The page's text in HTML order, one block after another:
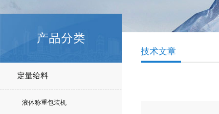
产品分类
定量给料
液体称重包装机
技术文章